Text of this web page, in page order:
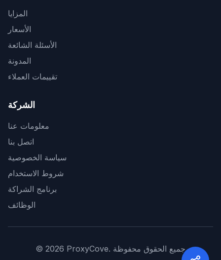
المزايا
الأسعار
الأسئلة الشائعة
المدونة
تقييمات العملاء
الشركة
معلومات عنا
اتصل بنا
سياسة الخصوصية
شروط الاستخدام
برنامج الشراكة
الوظائف
© 2026 ProxyCove. جميع الحقوق محفوظة